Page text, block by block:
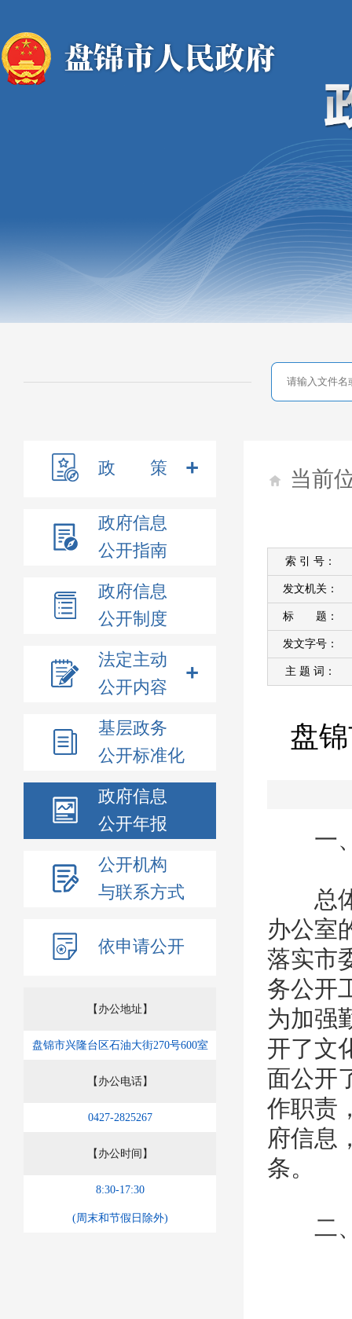
政 策
政府信息
公开指南
政府信息
公开制度
法定主动
公开内容
基层政务
公开标准化
政府信息
公开年报
公开机构
与联系方式
依申请公开
【办公地址】
盘锦市兴隆台区石油大街270号600室
【办公电话】
0427-2825267
【办公时间】
8:30-17:30
(周末和节假日除外)
当前
索 引 号：
发文机关：
标 题：
发文字号：
主 题 词：
盘
一、
总体
办公室
落实市
务公开
为加强
开了文
面公开
作职责
府信息
条。
二、